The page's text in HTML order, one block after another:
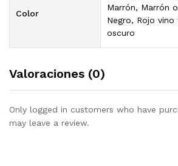
Color
Marrón, Marrón
Negro, Rojo
oscuro
Valoraciones (0)
Only logged in customers who have
may leave a review.